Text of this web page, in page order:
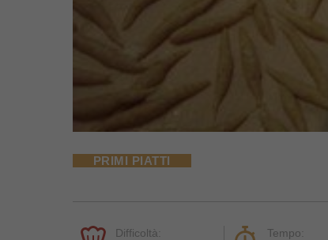
PRIMI PIATTI
Difficoltà:
Tempo: